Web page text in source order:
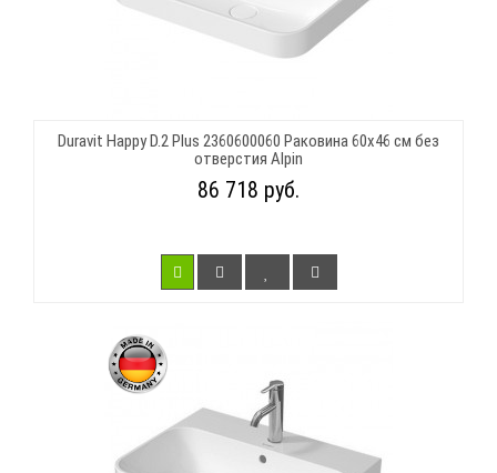
Duravit Happy D.2 Plus 2360600060 Раковина 60х46 см без
отверстия Alpin
86 718 руб.